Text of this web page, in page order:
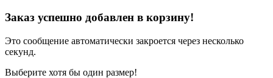
Заказ успешно добавлен в корзину!
Это сообщение автоматически закроется через несколько
секунд.
Выберите хотя бы один размер!